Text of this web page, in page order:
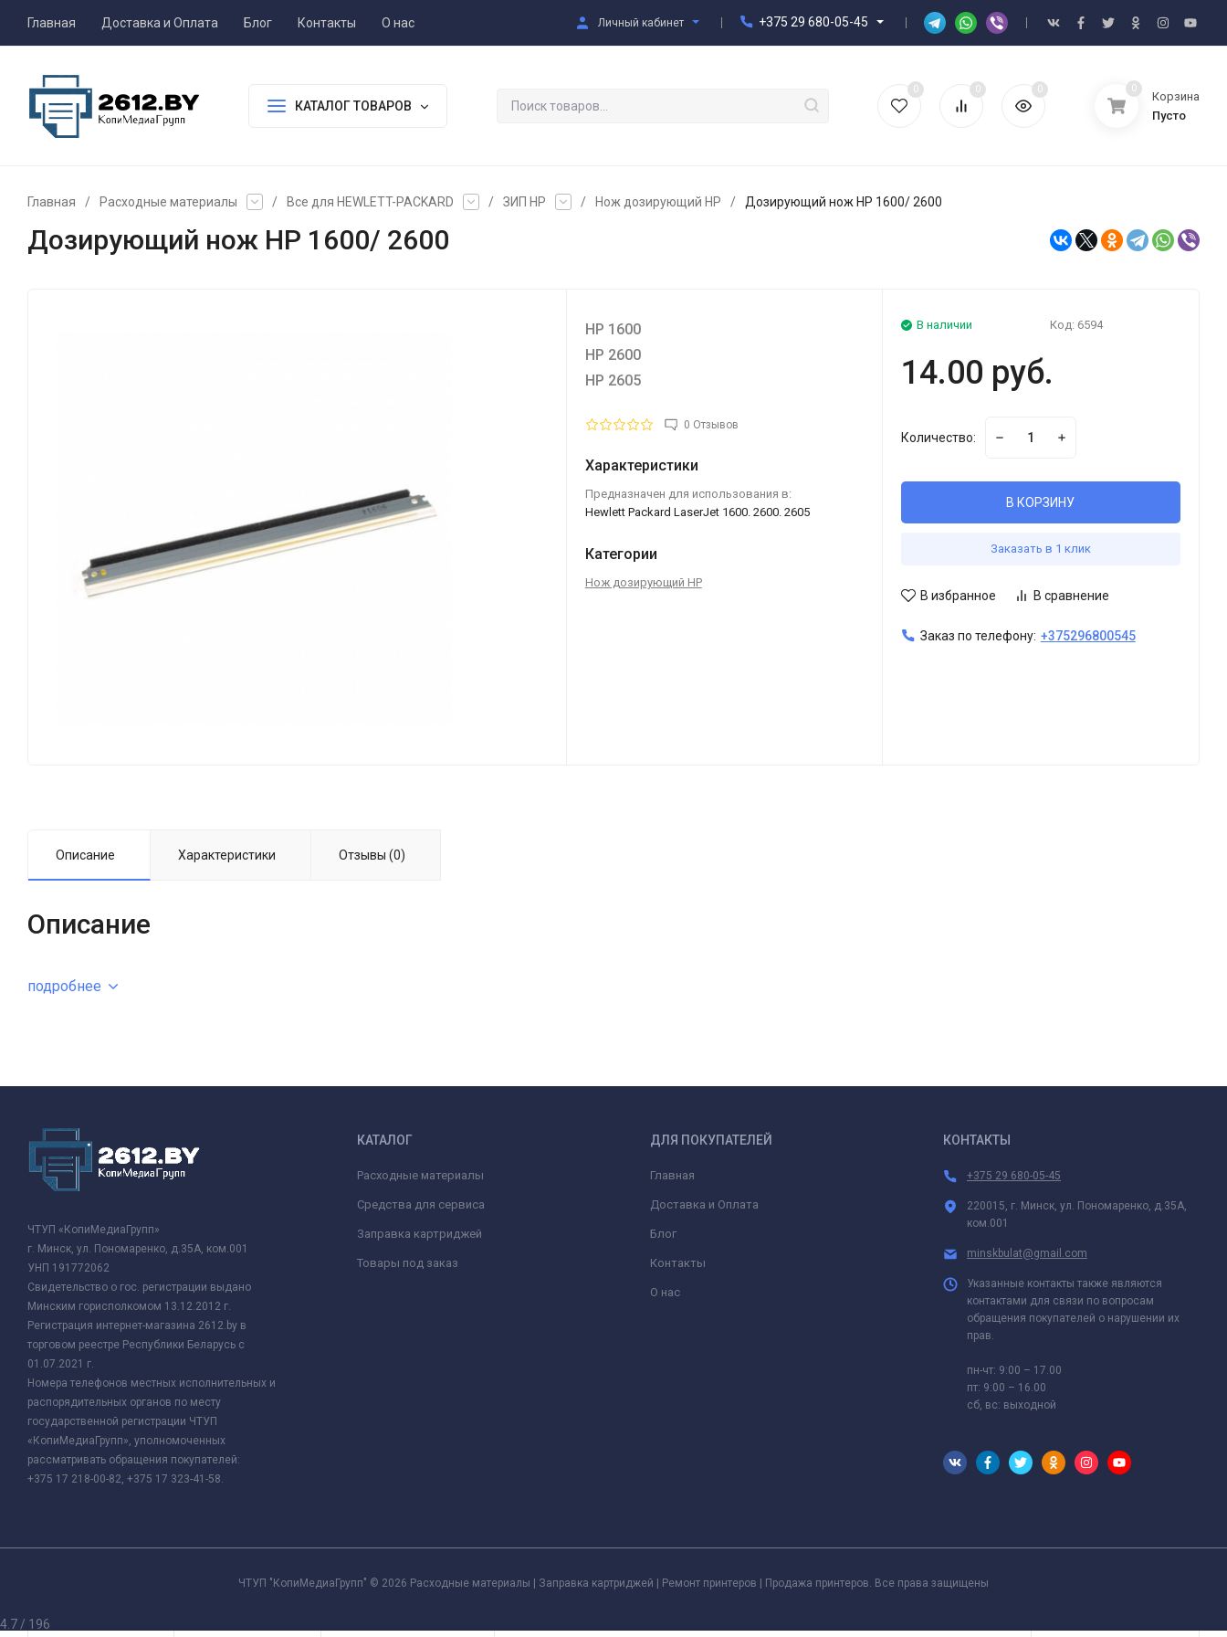
Главная Доставка и Оплата Блог Контакты О нас Личный кабинет +375 29 680-05-45
КАТАЛОГ ТОВАРОВ
0 0 0 0
Корзина
Пусто
Главная / Расходные материалы / Все для HEWLETT-PACKARD / ЗИП HP / Нож дозирующий HP / Дозирующий нож HP 1600/ 2600
Дозирующий нож HP 1600/ 2600
HP 1600
HP 2600
HP 2605
0 Отзывов
Характеристики
Предназначен для использования в:
Hewlett Packard LaserJet 1600. 2600. 2605
Категории
Нож дозирующий HP
В наличии Код: 6594
14.00 руб.
Количество:
В КОРЗИНУ
Заказать в 1 клик
В избранное В сравнение
Заказ по телефону: +375296800545
Описание Характеристики Отзывы (0)
Описание
подробнее
ЧТУП «КопиМедиаГрупп»
г. Минск, ул. Пономаренко, д.35А, ком.001
УНП 191772062
Свидетельство о гос. регистрации выдано
Минским горисполкомом 13.12.2012 г.
Регистрация интернет-магазина 2612.by в
торговом реестре Республики Беларусь с
01.07.2021 г.
Номера телефонов местных исполнительных и
распорядительных органов по месту
государственной регистрации ЧТУП
«КопиМедиаГрупп», уполномоченных
рассматривать обращения покупателей:
+375 17 218-00-82, +375 17 323-41-58.
КАТАЛОГ
Расходные материалы
Средства для сервиса
Заправка картриджей
Товары под заказ
ДЛЯ ПОКУПАТЕЛЕЙ
Главная
Доставка и Оплата
Блог
Контакты
О нас
КОНТАКТЫ
+375 29 680-05-45
220015, г. Минск, ул. Пономаренко, д.35А,
ком.001
minskbulat@gmail.com
Указанные контакты также являются
контактами для связи по вопросам
обращения покупателей о нарушении их
прав.
пн-чт: 9:00 – 17.00
пт: 9:00 – 16.00
сб, вс: выходной
ЧТУП "КопиМедиаГрупп" © 2026 Расходные материалы | Заправка картриджей | Ремонт принтеров | Продажа принтеров. Все права защищены
4.7 / 196